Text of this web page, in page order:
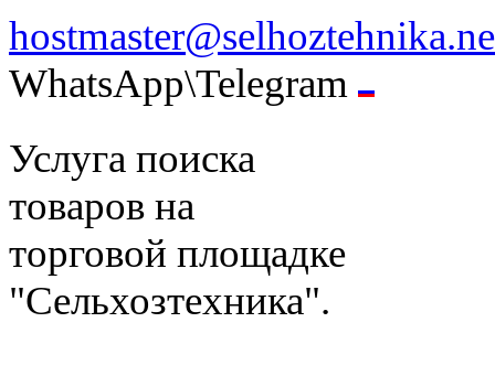
WhatsApp\Telegram
Услуга поиска
товаров на
торговой площадке
"Сельхозтехника".